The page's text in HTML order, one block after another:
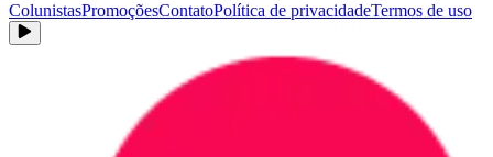
ColunistasPromoçõesContatoPolítica de privacidadeTermos de uso